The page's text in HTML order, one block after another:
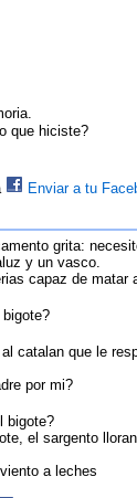
que hiciste?
Enviar a tu
grita:
y un vasco.
capaz de matar
catalan que le
por mi?
bigote?
el sargento
a leches